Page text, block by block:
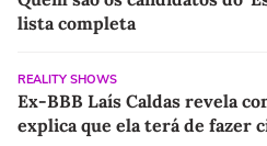
lista completa
REALITY SHOWS
Ex-BBB Laís Caldas revela
explica que ela terá de fazer